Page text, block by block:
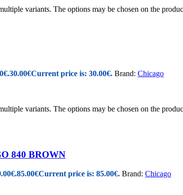
variants. The options may be chosen on the
30.00€Current price is: 30.00€. Brand: Chicago
variants. The options may be chosen on the
840 BROWN
85.00€Current price is: 85.00€. Brand: Chicago